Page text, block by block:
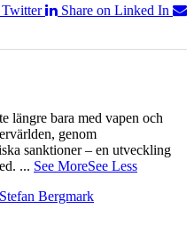
Twitter
Share on Linked In
längre bara med vapen och
genom
sanktioner – en utveckling
... See MoreSee Less
Bergmark